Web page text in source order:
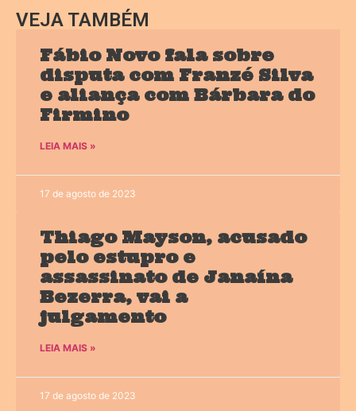
VEJA TAMBÉM
Fábio Novo fala sobre
disputa com Franzé Silva
e aliança com Bárbara do
Firmino
LEIA MAIS »
17 de agosto de 2023
Thiago Mayson, acusado
pelo estupro e
assassinato de Janaína
Bezerra, vai a
julgamento
LEIA MAIS »
17 de agosto de 2023